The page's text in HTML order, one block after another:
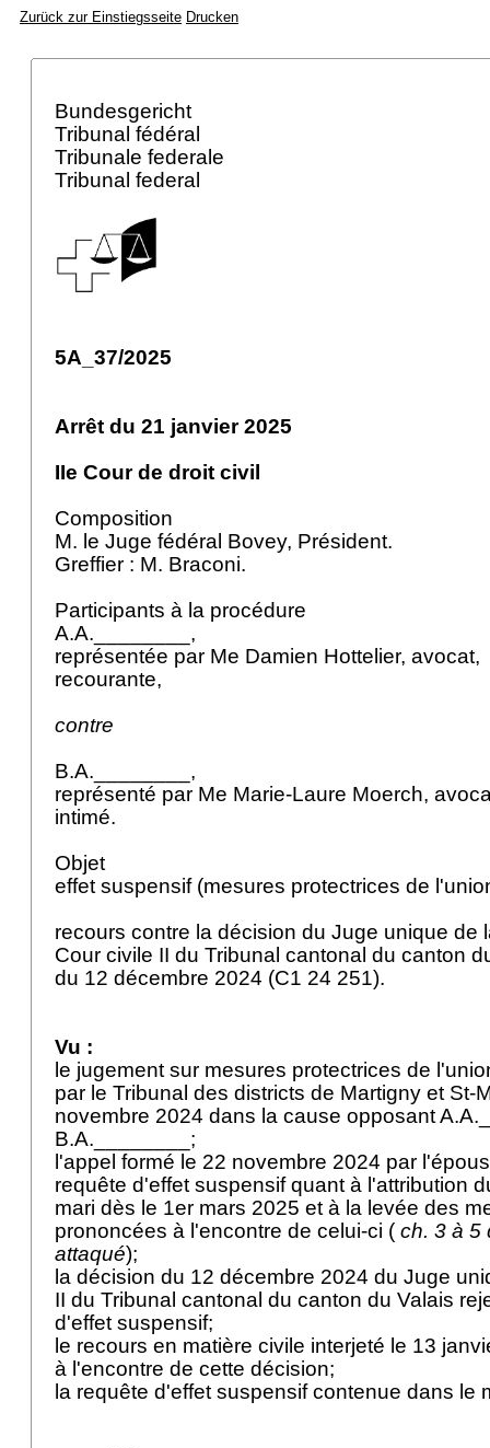
Zurück zur Einstiegsseite Drucken
Bundesgericht
Tribunal fédéral
Tribunale federale
Tribunal federal
5A_37/2025
Arrêt du 21 janvier 2025
IIe Cour de droit civil
Composition
M. le Juge fédéral Bovey, Président.
Greffier : M. Braconi.
Participants à la procédure
A.A.________,
représentée par Me Damien Hottelier, avocat,
recourante,
contre
B.A.________,
représenté par Me Marie-Laure Moerch,
intimé.
Objet
effet suspensif (mesures protectrices de
recours contre la décision du Juge unique de
Cour civile II du Tribunal cantonal du canton
du 12 décembre 2024 (C1 24 251).
Vu :
le jugement sur mesures protectrices de
par le Tribunal des districts de Martigny et St-
novembre 2024 dans la cause opposant
B.A.________;
l'appel formé le 22 novembre 2024 par
requête d'effet suspensif quant à l'attribution
mari dès le 1er mars 2025 et à la levée des
prononcées à l'encontre de celui-ci ( ch. 3 à 5
attaqué);
la décision du 12 décembre 2024 du Juge
II du Tribunal cantonal du canton du Valais
d'effet suspensif;
le recours en matière civile interjeté le 13
à l'encontre de cette décision;
la requête d'effet suspensif contenue dans le